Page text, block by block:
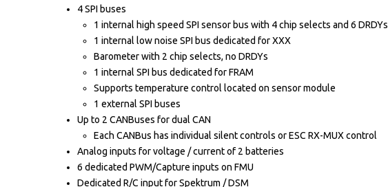
4 SPI buses
1 internal high speed SPI sensor bus with 4 chip selects and 6 DRDYs
1 internal low noise SPI bus dedicated for XXX
Barometer with 2 chip selects, no DRDYs
1 internal SPI bus dedicated for FRAM
Supports temperature control located on sensor module
1 external SPI buses
Up to 2 CANBuses for dual CAN
Each CANBus has individual silent controls or ESC RX-MUX control
Analog inputs for voltage / current of 2 batteries
6 dedicated PWM/Capture inputs on FMU
Dedicated R/C input for Spektrum / DSM